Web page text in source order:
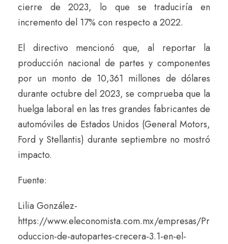
cierre de 2023, lo que se traduciría en
incremento del 17% con respecto a 2022.
El directivo mencionó que, al reportar la
producción nacional de partes y componentes
por un monto de 10,361 millones de dólares
durante octubre del 2023, se comprueba que la
huelga laboral en las tres grandes fabricantes de
automóviles de Estados Unidos (General Motors,
Ford y Stellantis) durante septiembre no mostró
impacto.
Fuente:
Lilia González-
https://www.eleconomista.com.mx/empresas/Pr
oduccion-de-autopartes-crecera-3.1-en-el-